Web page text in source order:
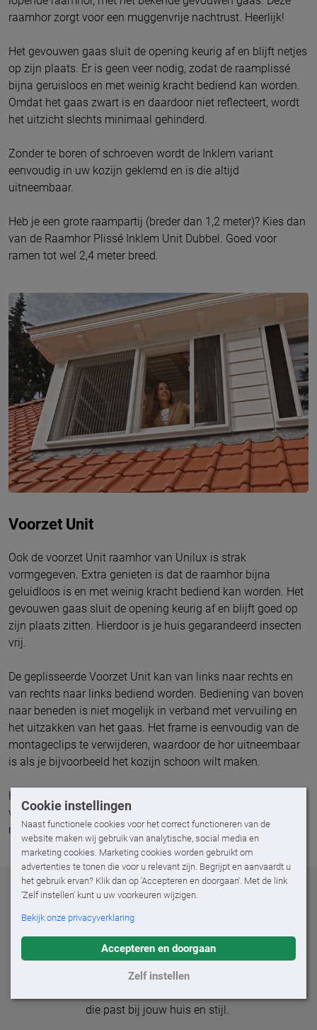
Cookie instellingen
Naast functionele cookies voor het correct functioneren van de
website maken wij gebruik van analytische, social media en
marketing cookies. Marketing cookies worden gebruikt om
advertenties te tonen die voor u relevant zijn. Begrijpt en aanvaardt u
het gebruik ervan? Klik dan op 'Accepteren en doorgaan'. Met de link
'Zelf instellen' kunt u uw voorkeuren wijzigen.
Bekijk onze privacyverklaring
Accepteren en doorgaan
Zelf instellen
raamhor zorgt voor een muggenvrije nachtrust. Heerlijk!
Het gevouwen gaas sluit de opening keurig af en blijft netjes
op zijn plaats. Er is geen veer nodig, zodat de raamplissé
bijna geruisloos en met weinig kracht bediend kan worden.
Omdat het gaas zwart is en daardoor niet reflecteert, wordt
het uitzicht slechts minimaal gehinderd.
Zonder te boren of schroeven wordt de Inklem variant
eenvoudig in uw kozijn geklemd en is die altijd
uitneembaar.
Heb je een grote raampartij (breder dan 1,2 meter)? Kies dan
van de Raamhor Plissé Inklem Unit Dubbel. Goed voor
ramen tot wel 2,4 meter breed.
Voorzet Unit
Ook de voorzet Unit raamhor van Unilux is strak
vormgegeven. Extra genieten is dat de raamhor bijna
geluidloos is en met weinig kracht bediend kan worden. Het
gevouwen gaas sluit de opening keurig af en blijft goed op
zijn plaats zitten. Hierdoor is je huis gegarandeerd insecten
vrij.
De geplisseerde Voorzet Unit kan van links naar rechts en
van rechts naar links bediend worden. Bediening van boven
naar beneden is niet mogelijk in verband met vervuiling en
het uitzakken van het gaas. Het frame is eenvoudig van de
montageclips te verwijderen, waardoor de hor uitneembaar
is als je bijvoorbeeld het kozijn schoon wilt maken.
Heb je een grote raampartij (breder dan 1,2 meter)? Kies dan
van de Raamhor Plissé Voorzet Unit Dubbel. Goed voor
ramen tot wel 2,4 meter breed.
Al onze horren
Met een deurhor of raamhor op maat laat je na een
warme zomerdag de frisse wind door je huis waaien en
houd je muggen, vliegen of wespen buiten de deur. Kom
die past bij jouw huis en stijl.